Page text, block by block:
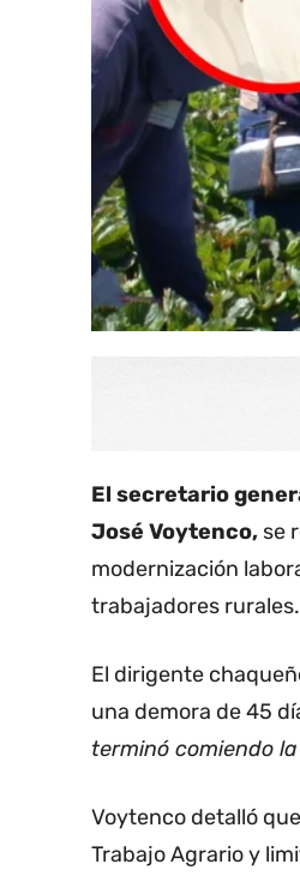
El secretario
José Voytenco, se
modernización
trabajadores rurales.
El dirigente
una demora de 45
terminó comiendo la
Voytenco detalló
Trabajo Agrario y